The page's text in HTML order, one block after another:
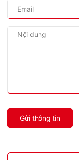
Gửi thông tin